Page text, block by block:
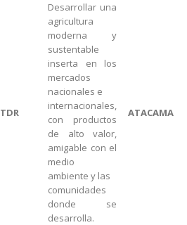
TDR
Desarrollar una
agricultura
moderna y
sustentable
inserta en los
mercados
nacionales e
internacionales,
con productos
de alto valor,
amigable con el
medio
ambiente y las
comunidades
donde se
desarrolla.
ATACAMA